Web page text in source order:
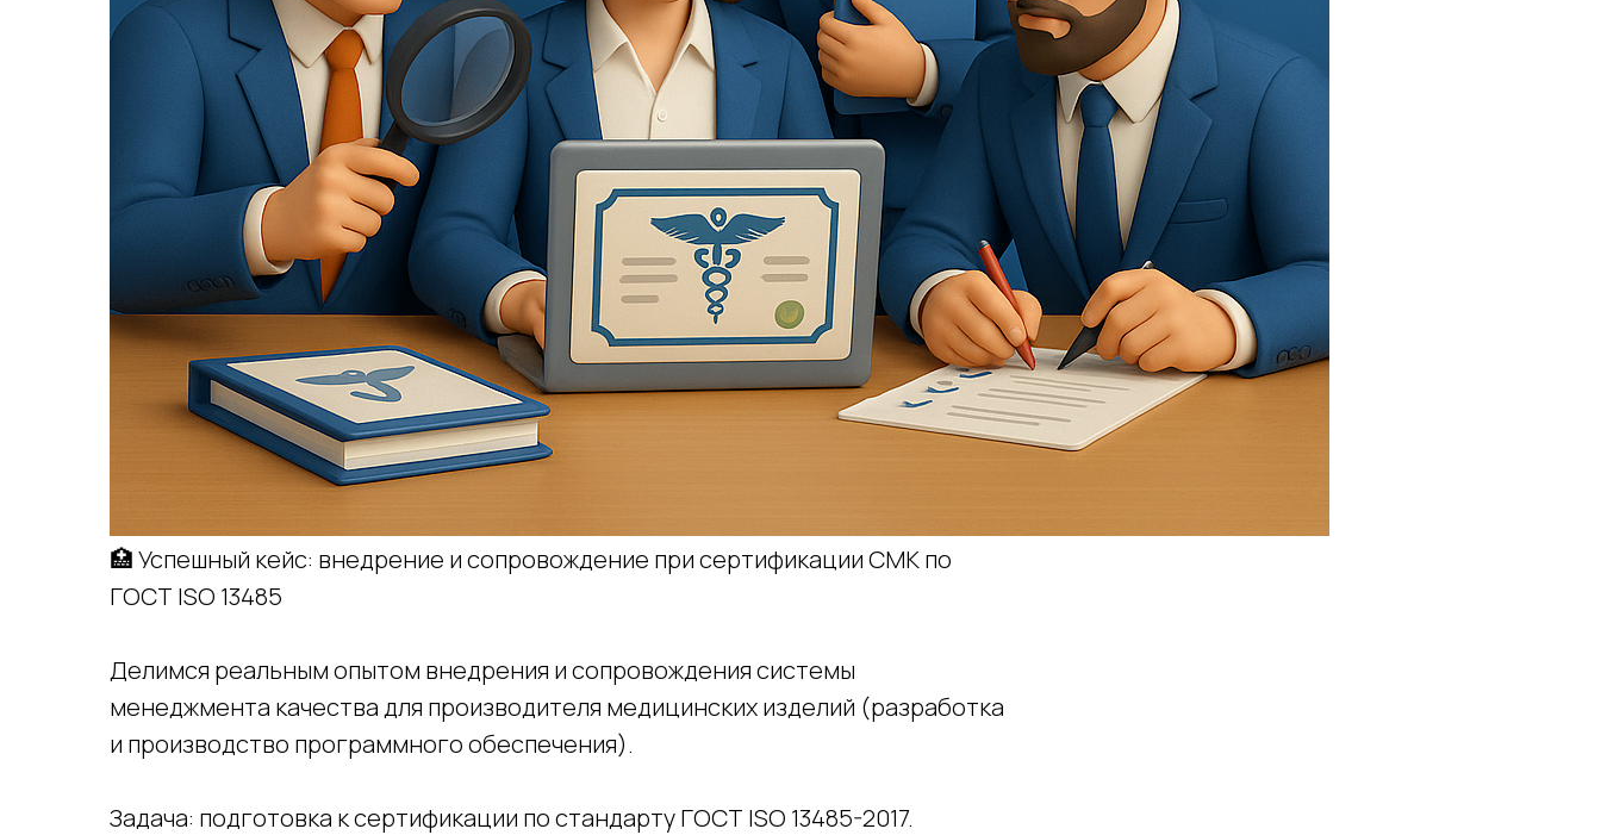
🏥 Успешный кейс: внедрение и сопровождение при сертификации СМК по
ГОСТ ISO 13485
Делимся реальным опытом внедрения и сопровождения системы
менеджмента качества для производителя медицинских изделий (разработка
и производство программного обеспечения).
Задача: подготовка к сертификации по стандарту ГОСТ ISO 13485-2017.